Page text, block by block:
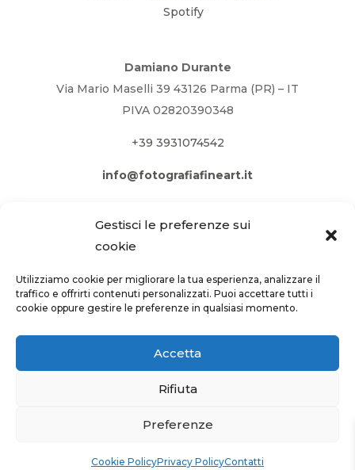
Gestisci le preferenze sui
cookie
Utilizziamo cookie per migliorare la tua esperienza, analizzare il
traffico e offrirti contenuti personalizzati. Puoi accettare tutti i
cookie oppure gestire le preferenze in qualsiasi momento.
Accetta
Rifiuta
Preferenze
Cookie PolicyPrivacy PolicyContatti
Spotify
Damiano Durante
Via Mario Maselli 39 43126 Parma (PR) – IT
PIVA 02820390348
+39 3931074542
info@fotografiafineart.it
PRIVACY POLICY–COOKIE POLICY